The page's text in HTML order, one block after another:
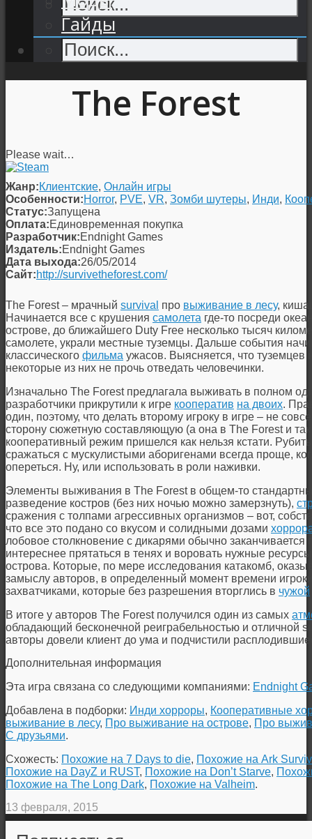
Гайды
The Forest
Please wait…
Жанр:Клиентские, Онлайн игры
Особенности:Horror, PVE, VR, Зомби шутеры, Инди,
Статус:Запущена
Оплата:Единовременная покупка
Разработчик:Endnight Games
Издатель:Endnight Games
Дата выхода:26/05/2014
Сайт:http://survivetheforest.com/
The Forest – мрачный survival про выживание в лесу,
Начинается все с крушения самолета где-то посреди
острове, до ближайшего Duty Free несколько тысяч
самолете, украли местные туземцы. Дальше события
классического фильма ужасов. Выясняется, что туземцев
некоторые из них не прочь отведать человечинки.
Изначально The Forest предлагала выживать в полном
разработчики прикрутили к игре кооператив на двоих.
один, поэтому, что делать второму игроку в игре – не
сторону сюжетную составляющую (а она в The Forest и так
кооперативный режим пришелся как нельзя кстати.
сражаться с мускулистыми аборигенами всегда проще,
опереться. Ну, или использовать в роли наживки.
Элементы выживания в The Forest в общем-то
разведение костров (без них ночью можно замерзнуть),
сражения с толпами агрессивных организмов – вот,
что все это подано со вкусом и солидными дозами
лобовое столкновение с дикарями обычно
интереснее прятаться в тенях и воровать нужные
острова. Которые, по мере исследования катакомб,
замыслу авторов, в определенный момент времени
захватчиками, которые без разрешения вторглись в чужой
В итоге у авторов The Forest получился один из самых
обладающий бесконечной реиграбельностью и отличной
авторы довели клиент до ума и подчистили
Дополнительная информация
Эта игра связана со следующими компаниями: Endnight
Добавлена в подборки: Инди хорроры, Кооперативные
выживание в лесу, Про выживание на острове, Про
С друзьями.
Схожесть: Похожие на 7 Days to die, Похожие на Ark
Похожие на DayZ и RUST, Похожие на Don’t Starve,
Похожие на The Long Dark, Похожие на Valheim.
13 февраля, 2015